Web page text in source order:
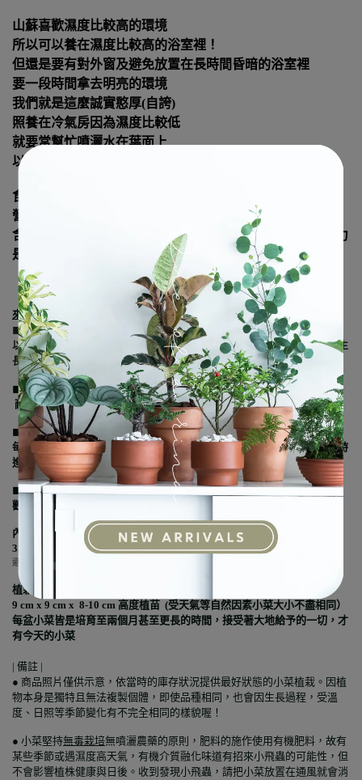
山蘇喜歡濕度比較高的環境
所以可以養在濕度比較高的浴室裡！
但還是要有對外窗及避免放置在長時間昏暗的浴室裡
要一段時間拿去明亮的環境
我們就是這麼誠實憨厚(自誇)
照養在冷氣房因為濕度比較低
就要常幫忙噴灑水在葉面上
以免葉子太乾邊緣枯黃
食用的話就建議要早點換大房子喔！
營養成分也很高
含鉀量高、維生素
等等能幫助造血，具有抗氧化能力
是個要看要吃皆可，能養很久的孩子～
來跟山蘇做朋友｜
◼︎ 特性 ◼︎
以輻射狀開展葉片，中央的巢穴可以接收雨水與腐葉，產生腐植質提供生
長所需。能吸附塵埃、去除甲醛，淨化空氣。
◼︎ 光線 ◼︎
耐陰性，明亮~半日照皆可。
◼︎ 水分 ◼︎
每次澆水澆透但不積水。冷氣房較乾燥可每幾天就噴濕葉子。土微微乾時
進行下次澆水。(當手指1節插進土感覺變乾且盆栽頭重腳輕時）
◼︎ 施肥 ◼︎
觀葉用2個月施1次少量肥，食用1個月施1次少量肥。
內容
3.5 寸盆植苗(如上圖一）、專屬個別植栽小卡、植栽包裝盒
避免傷害葉子不會蓋上蓋)
植栽尺寸＆狀況
9 cm x 9 cm x 8-10 cm 高度植苗 (受天氣等自然因素小菜大小不盡相同）
每盆小菜皆是培育至兩個月甚至更長的時間，接受著大地給予的一切，才
有今天的小菜
| 備註 |
● 商品照片僅供示意，依當時的庫存狀況提供最好狀態的小菜植栽。因植
物本身是獨特且無法複製個體，即使品種相同，也會因生長過程，受溫
度、日照等季節變化有不完全相同的樣貌喔！
● 小菜堅持無毒栽培無噴灑農藥的原則，肥料的施作使用有機肥料，故有
某些季節或遇濕度高天氣，有機介質融化味道有招來小飛蟲的可能性，但
不會影響植株健康與日後。收到發現小飛蟲，請把小菜放置在通風就會消